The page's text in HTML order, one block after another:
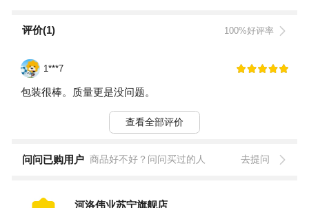
评价(1) 100%好评率
1***7
包装很棒。质量更是没问题。
查看全部评价
问问已购用户 商品好不好？问问买过的人 去提问
河洛伟业苏宁旗舰店